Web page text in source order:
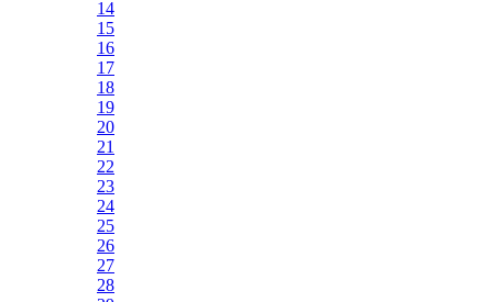
14
15
16
17
18
19
20
21
22
23
24
25
26
27
28